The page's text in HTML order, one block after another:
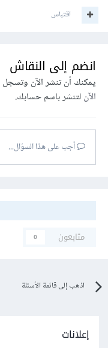
اقتباس
انضم إلى النقاش
يمكنك أن تنشر الآن
الآنلتنشر باسم حسابك.
أجب على هذا السؤال...
متابعون
0
اذهب إلى قائمة الأسئلة
إعلانات